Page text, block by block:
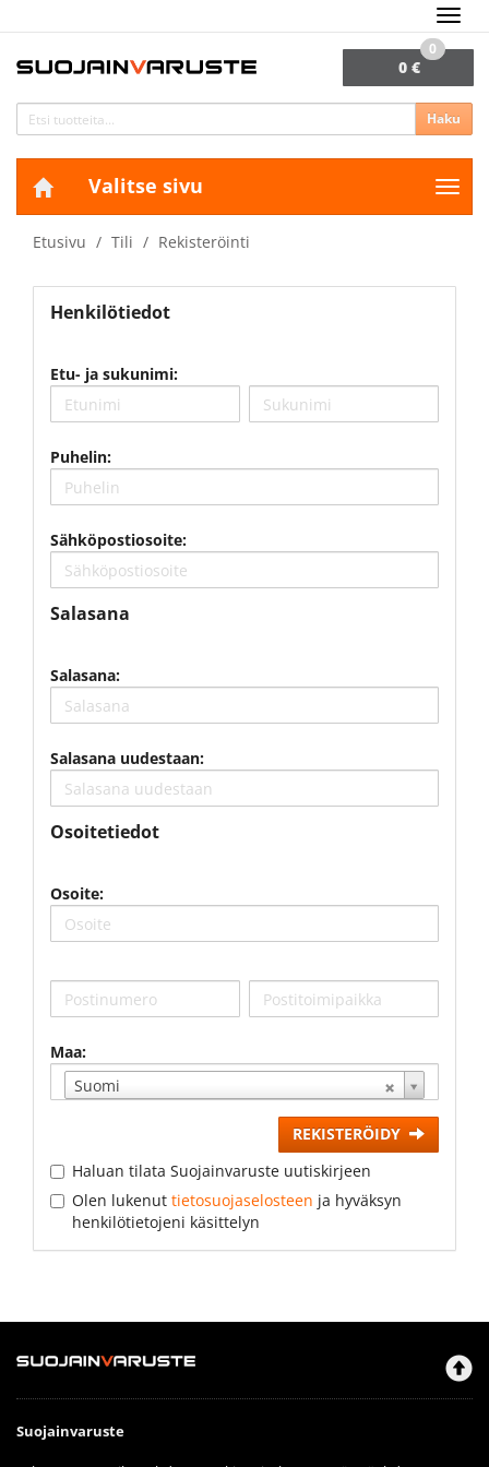
0 €
0
Haku
Valitse sivu
Etusivu Tili Rekisteröinti
Henkilötiedot
Etu- ja sukunimi:
Puhelin:
Sähköpostiosoite:
Salasana
Salasana:
Salasana uudestaan:
Osoitetiedot
Osoite:
Maa:
Suomi
REKISTERÖIDY
Haluan tilata Suojainvaruste uutiskirjeen
Olen lukenut tietosuojaselosteen ja hyväksyn
henkilötietojeni käsittelyn
Suojainvaruste